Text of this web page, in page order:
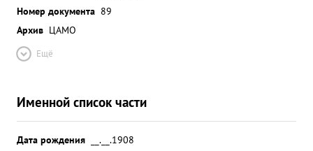
Номер документа 89
Архив ЦАМО
Ещё
Именной список части
Дата рождения
__.__.1908